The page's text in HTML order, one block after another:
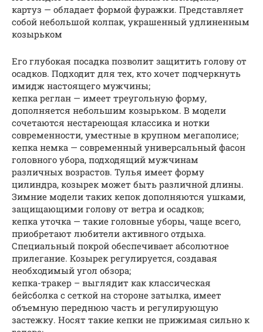
картуз — обладает формой фуражки. Представляет
собой небольшой колпак, украшенный удлиненным
козырьком
Его глубокая посадка позволит защитить голову от
осадков. Подходит для тех, кто хочет подчеркнуть
имидж настоящего мужчины;
кепка реглан — имеет треугольную форму,
дополняется небольшим козырьком. В модели
сочетаются нестареющая классика и нотки
современности, уместные в крупном мегаполисе;
кепка немка — современный универсальный фасон
головного убора, подходящий мужчинам
различных возрастов. Тулья имеет форму
цилиндра, козырек может быть различной длины.
Зимние модели таких кепок дополняются ушками,
защищающими голову от ветра и осадков;
кепка уточка — такие головные уборы, чаще всего,
приобретают любители активного отдыха.
Специальный покрой обеспечивает абсолютное
прилегание. Козырек регулируется, создавая
необходимый угол обзора;
кепка-тракер – выглядит как классическая
бейсболка с сеткой на стороне затылка, имеет
объемную переднюю часть и регулирующую
застежку. Носят такие кепки не прижимая сильно к